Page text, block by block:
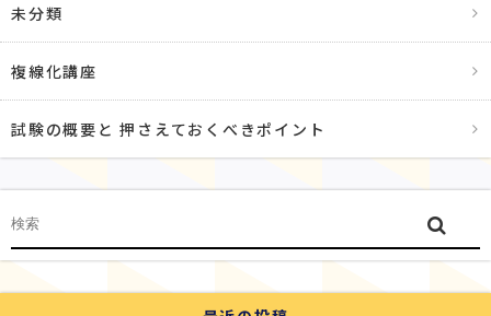
未分類
複線化講座
試験の概要と 押さえておくべきポイント